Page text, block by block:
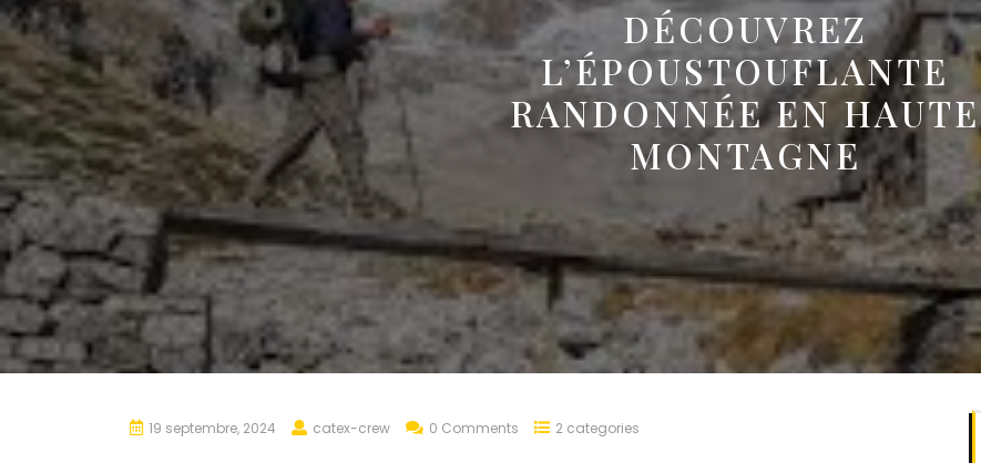
DÉCOUVREZ
L’ÉPOUSTOUFLANTE
RANDONNÉE EN HAUTE
MONTAGNE
19 septembre, 2024 catex-crew 0 Comments 2 categories